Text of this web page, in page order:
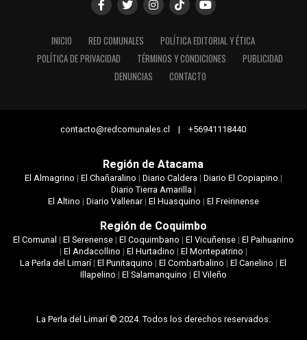
INICIO RED COMUNALES
POLÍTICA EDITORIAL Y ÉTICA
POLÍTICA DE PRIVACIDAD
TÉRMINOS Y CONDICIONES
PUBLICIDAD
DENUNCIAS
CONTACTO
contacto@redcomunales.cl | +56941118440
Región de Atacama
El Almagrino | El Chañaralino | Diario Caldera| Diario El Copiapino |
Diario Tierra Amarilla|
El Altino | Diario Vallenar| El Huasquino | El Freirinense
Región de Coquimbo
El Comunal | El Serenense| El Coquimbano | El Vicuñense| El Paihuanino
| El Andacollino | El Hurtadino | El Montepatrino |
La Perla del Limarí|El Punitaquino |El Combarbalino |El Canelino |El
Illapelino | El Salamanquino | El Vileño
La Perla del Limarí © 2024. Todos los derechos reservados.